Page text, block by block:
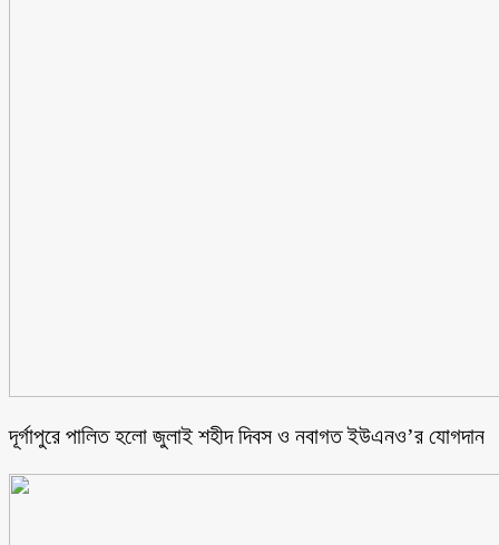
‎দূর্গাপুরে পালিত হলো জুলাই শহীদ দিবস ও নবাগত ইউএনও’র যোগদান ‎